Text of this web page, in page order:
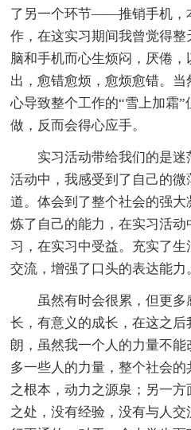
了另一个环节——推销手机，
作，在这实习期间我曾觉得
脑和手机而心生烦闷，厌倦
出，愈错愈烦，愈烦愈错。
心导致整个工作的“雪上加霜
做，反而会得心应手。
实习活动带给我们的是迷
活动中，我感受到了自己的
道。体会到了整个社会的强
炼了自己的能力，在实习活
习，在实习中受益。充实了
交流，增强了口头的表达能力
虽然有时会很累，但更多
长，有意义的成长，在这之
朗，虽然我一个人的力量不
多一些人的力量，整个社会
之根本，动力之源泉；另一
之处，没有经验，没有与人